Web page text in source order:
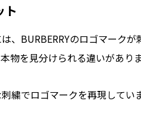
ト
、BURBERRYのロゴマーク
物を見分けられる違いがありま
刺繍でロゴマークを再現して